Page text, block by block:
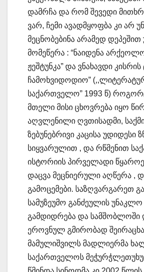
დამრჩა და რომ შევედი
ვარ, ჩემი ავადმყოფბა კი არ
მეცნობებინა არამედ დეპეშით
მომეწერა : “ნაიდენა
ჟეშტუნკა” და ვნახავდი
ჩამოხვიდოდიო”
საქართველო” 1993 წ)
მთელი მისი ცხოვრება იყო
აღვლენილი ღვთისადმი,
ზებუნებრივი კაცისა უდიდესი
სიყვარულით , და რწმენით
ისტორიის პირველადი
დაცვა მეცნიერული აღწერა ,
გამოცემები. საზღვარგარეთ
სამუზეუმო განძეულის
გამდიდრება და სამშობლოში
ეროვნულ გმირობად
მამულიშვილს მადლიერმა
საქართველოს